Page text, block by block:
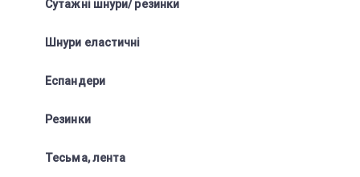
Сутажні шнури/ резинки
Шнури еластичні
Еспандери
Резинки
Тесьма, лента